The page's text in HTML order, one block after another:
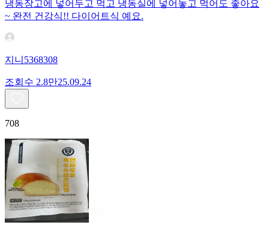
냉동장고에 넣어두고 먹고 냉동실에 넣어놓고 먹어도 좋아요
~ 완전 건강식!! 다이어트식 예요.
지니5368308
조회수 2.8만25.09.24
708